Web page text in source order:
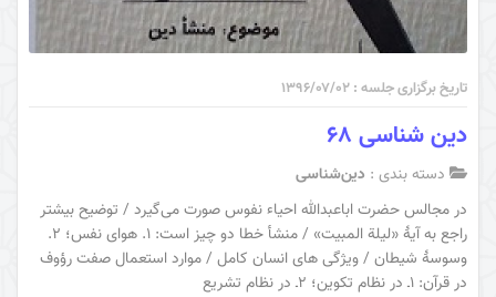
تاریخ برگزاری جلسه : ۱۳۹۶/۰۷/۰۲
دین شناسی 68
دسته بندی : دین‌شناسی
در مجالس حضرت اباعبدالله احیاء نفوس صورت می‌گیرد / توضیح بیشتر
راجع به آیۀ «لیلة المبیت» / منشأ خطا دو چیز است: 1. هوای نفس؛ 2.
وسوسۀ شیطان / ویژگی های انسان کامل / موارد استعمال صفت رؤوف
در قرآن: 1ـ در نظام تکوین؛ 2ـ در نظام تشریع